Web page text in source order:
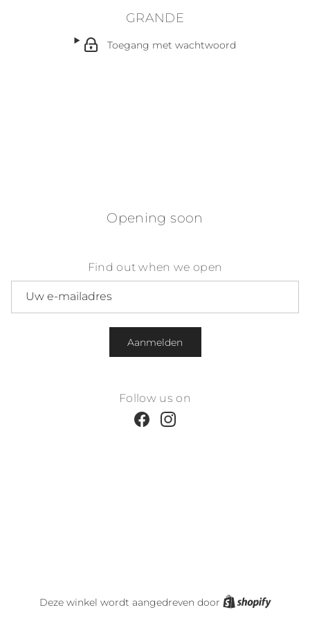
GRANDE
Toegang met wachtwoord
Opening soon
Find out when we open
Aanmelden
Follow us on
FacebookInstagram
Deze winkel wordt aangedreven door Shopify